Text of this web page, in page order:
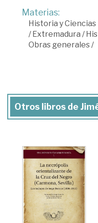
Materias:
Historia y Ciencias
/Extremadura /
Obras generales /
Otros libros de